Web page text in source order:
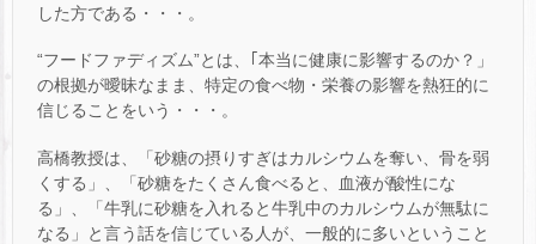
した方である・・・。
“フードファディズム”とは、｢本当に健康に影響するのか？」
の根拠が曖昧なまま、特定の食べ物・栄養の影響を熱狂的に
信じることをいう・・・。
高橋教授は、「砂糖の摂りすぎはカルシウムを奪い、骨を弱
くする」、「砂糖をたくさん食べると、血液が酸性にな
る」、「牛乳に砂糖を入れると牛乳中のカルシウムが無駄に
なる」と言う話を信じている人が、一般的に多いということ